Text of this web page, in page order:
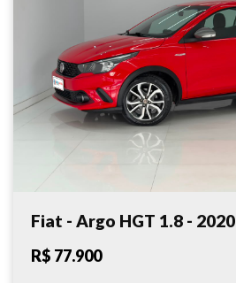
Fiat - Argo HGT 1.8 - 2020
R$ 77.900